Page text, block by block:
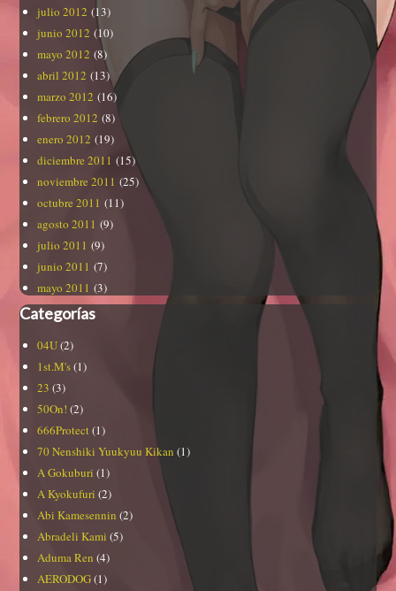
julio 2012 (13)
junio 2012 (10)
mayo 2012 (8)
abril 2012 (13)
marzo 2012 (16)
febrero 2012 (8)
enero 2012 (19)
diciembre 2011 (15)
noviembre 2011 (25)
octubre 2011 (11)
agosto 2011 (9)
julio 2011 (9)
junio 2011 (7)
mayo 2011 (3)
Categorías
04U(2)
1st.M's(1)
23 (3)
50On! (2)
666Protect (1)
70 Nenshiki Yuukyuu Kikan (1)
A Gokuburi (1)
A Kyokufuri (2)
Abi Kamesennin (2)
Abradeli Kami (5)
Aduma Ren (4)
AERODOG(1)